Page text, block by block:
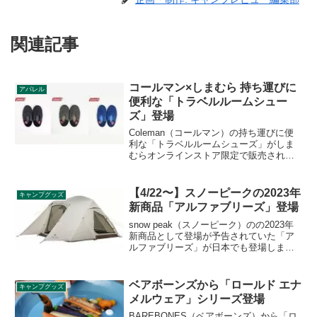
関連記事
アパレル
コールマン×しまむら 持ち運びに
便利な「トラベルルームシュー
ズ」登場
Coleman（コールマン）の持ち運びに便
利な「トラベルルームシューズ」がしま
むらオンラインストア限定で販売されま
っても便利なアイテムです。詳細をレビ
ューします。
キャンプグッズ
【4/22〜】スノーピークの2023年
新商品「アルファブリーズ」登場
snow peak（スノーピーク）のの2023年
新商品として登場が予告されていた「ア
ルファブリーズ」が日本でも登場しま
細をレビューします。
キャンプグッズ
ベアボーンズから「ロールド エナ
メルウェア」シリーズ登場